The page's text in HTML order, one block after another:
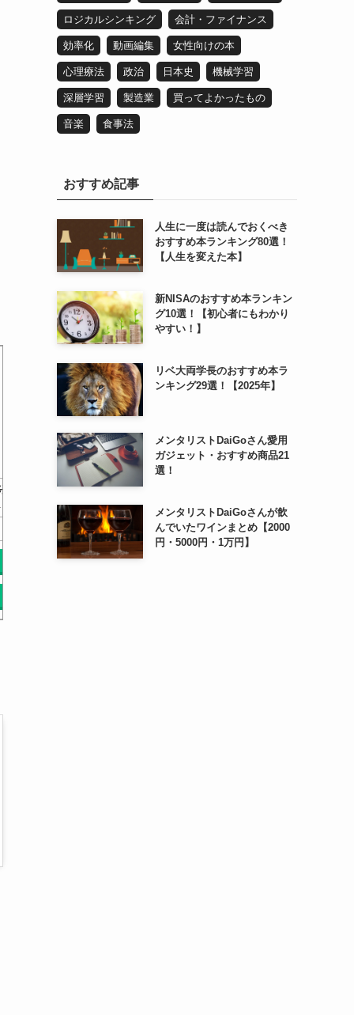
『山と食欲と私』公式 鮎美
ちゃんとはじめる山登り…
￥0 ￥0
Amazonで探す
ロジカルシンキング 会計・ファイナンス
効率化 動画編集 女性向けの本
心理療法 政治 日本史 機械学習
深層学習 製造業 買ってよかったもの
音楽 食事法
おすすめ記事
人生に一度は読んでおくべき
おすすめ本ランキング80選！
【人生を変えた本】
新NISAのおすすめ本ランキン
グ10選！【初心者にもわかり
やすい！】
リベ大両学長のおすすめ本ラ
ンキング29選！【2025年】
メンタリストDaiGoさん愛用
ガジェット・おすすめ商品21
選！
メンタリストDaiGoさんが飲
んでいたワインまとめ【2000
円・5000円・1万円】